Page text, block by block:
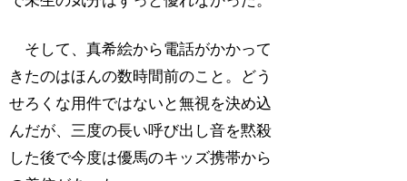
そして、真希絵から電話がかかって
きたのはほんの数時間前のこと。どう
せろくな用件ではないと無視を決め込
んだが、三度の長い呼び出し音を黙殺
した後で今度は優馬のキッズ携帯から